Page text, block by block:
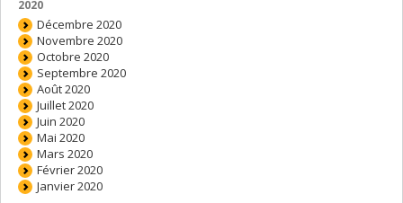
2020
Décembre 2020
Novembre 2020
Octobre 2020
Septembre 2020
Août 2020
Juillet 2020
Juin 2020
Mai 2020
Mars 2020
Février 2020
Janvier 2020